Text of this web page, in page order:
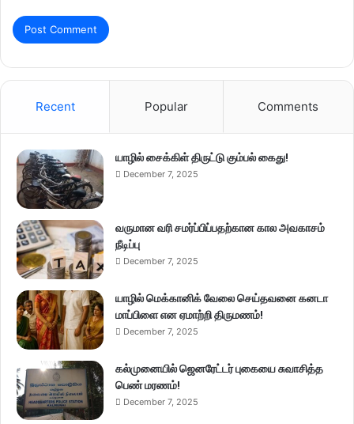
Recent Popular Comments
யாழில் சைக்கிள் திருட்டு கும்பல் கைது!
December 7, 2025
வருமான வரி சமர்ப்பிப்பதற்கான கால அவகாசம்
நீடிப்பு
December 7, 2025
யாழில் மெக்கானிக் வேலை செய்தவனை கனடா
மாப்பிளை என ஏமாற்றி திருமணம்!
December 7, 2025
கல்முனையில் ஜெனரேட்டர் புகையை சுவாசித்த
பெண் மரணம்!
December 7, 2025